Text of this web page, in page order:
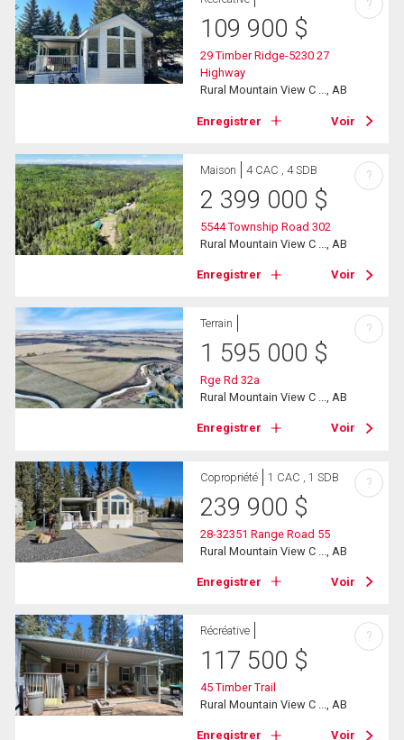
109 900 $
29 Timber Ridge-5230 27
Highway
Rural Mountain View C ..., AB
Enregistrer Voir
?
Maison 4 CAC , 4 SDB
2 399 000 $
5544 Township Road 302
Rural Mountain View C ..., AB
Enregistrer Voir
?
Terrain
1 595 000 $
Rge Rd 32a
Rural Mountain View C ..., AB
Enregistrer Voir
?
Copropriété 1 CAC , 1 SDB
239 900 $
28-32351 Range Road 55
Rural Mountain View C ..., AB
Enregistrer Voir
?
Récréative
117 500 $
45 Timber Trail
Rural Mountain View C ..., AB
Enregistrer Voir
?